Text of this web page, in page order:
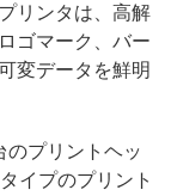
リンタは、高解
ゴマーク、バー
変データを鮮明
のプリントヘッ
イプのプリント